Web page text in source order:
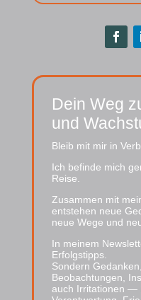
Dein Weg
und
Bleib mit mir in
Ich befinde mich
Reise.
Zusammen mit
entstehen neue
neue Wege und
In meinem
Erfolgstipps.
Sondern
Beobachtungen,
auch Irritationen —